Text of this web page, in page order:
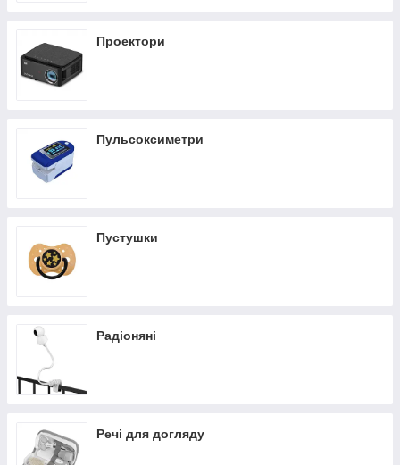
Проектори
Пульсоксиметри
Пустушки
Радіоняні
Речі для догляду